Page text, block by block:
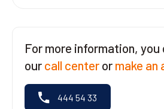
For more information,
our call centeror make an
444 54 33